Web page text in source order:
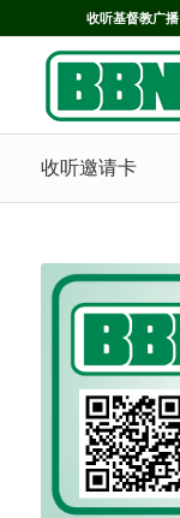
收听基督教广播
收听邀请卡